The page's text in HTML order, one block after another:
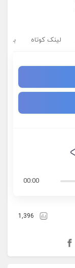
لینک کوتاه
00:00
1,396